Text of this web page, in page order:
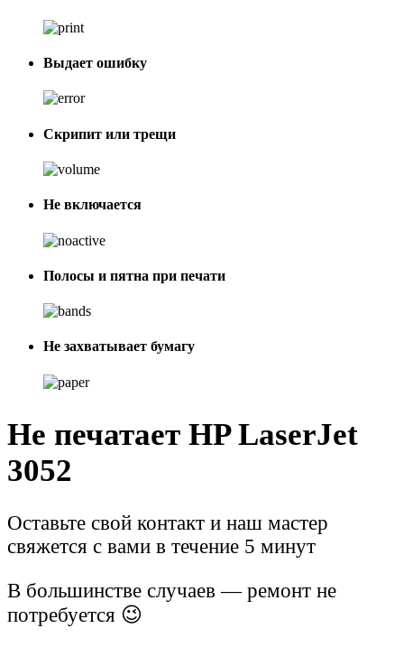
Выдает ошибку
Скрипит или трещи
Не включается
Полосы и пятна при печати
Не захватывает бумагу
Не печатает HP LaserJet
3052
Оставьте свой контакт и наш мастер
свяжется с вами в течение 5 минут
В большинстве случаев — ремонт не
потребуется 😉